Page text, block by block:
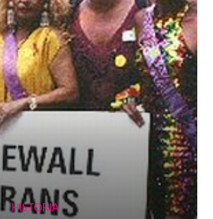
HISTORIA